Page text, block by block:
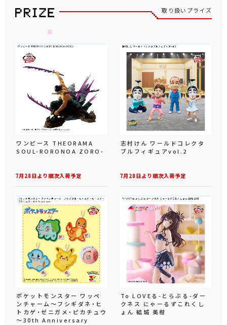
取り扱いプライズ
7月28日より順次入荷予定
ワンピース THEORAMA
SOUL-RORONOA ZORO-
7月28日より順次入荷予定
志村けん ワールドコレクタ
ブルフィギュアvol.2
ポケットモンスター ワッペ
ンチャーム～フシギダネ・ヒ
トカゲ・ゼニガメ・ピカチュウ
～30th Anniversary
To LOVEる-とらぶる-ダー
クネス にゃーるずこれくし
ょん 結城 美柑